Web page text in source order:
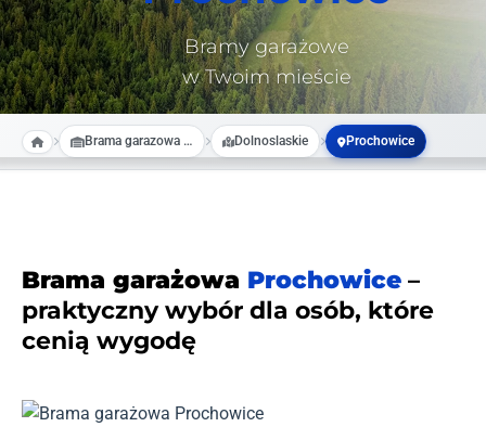
Bramy garażowe
w Twoim mieście
Brama garazowa na wymiar Dolnoslaskie Prochowice
Brama garażowa Prochowice –
praktyczny wybór dla osób, które
cenią wygodę